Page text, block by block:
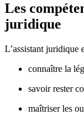
Les
juridique
L’assistant juridique
connaître la
savoir rester
maîtriser les